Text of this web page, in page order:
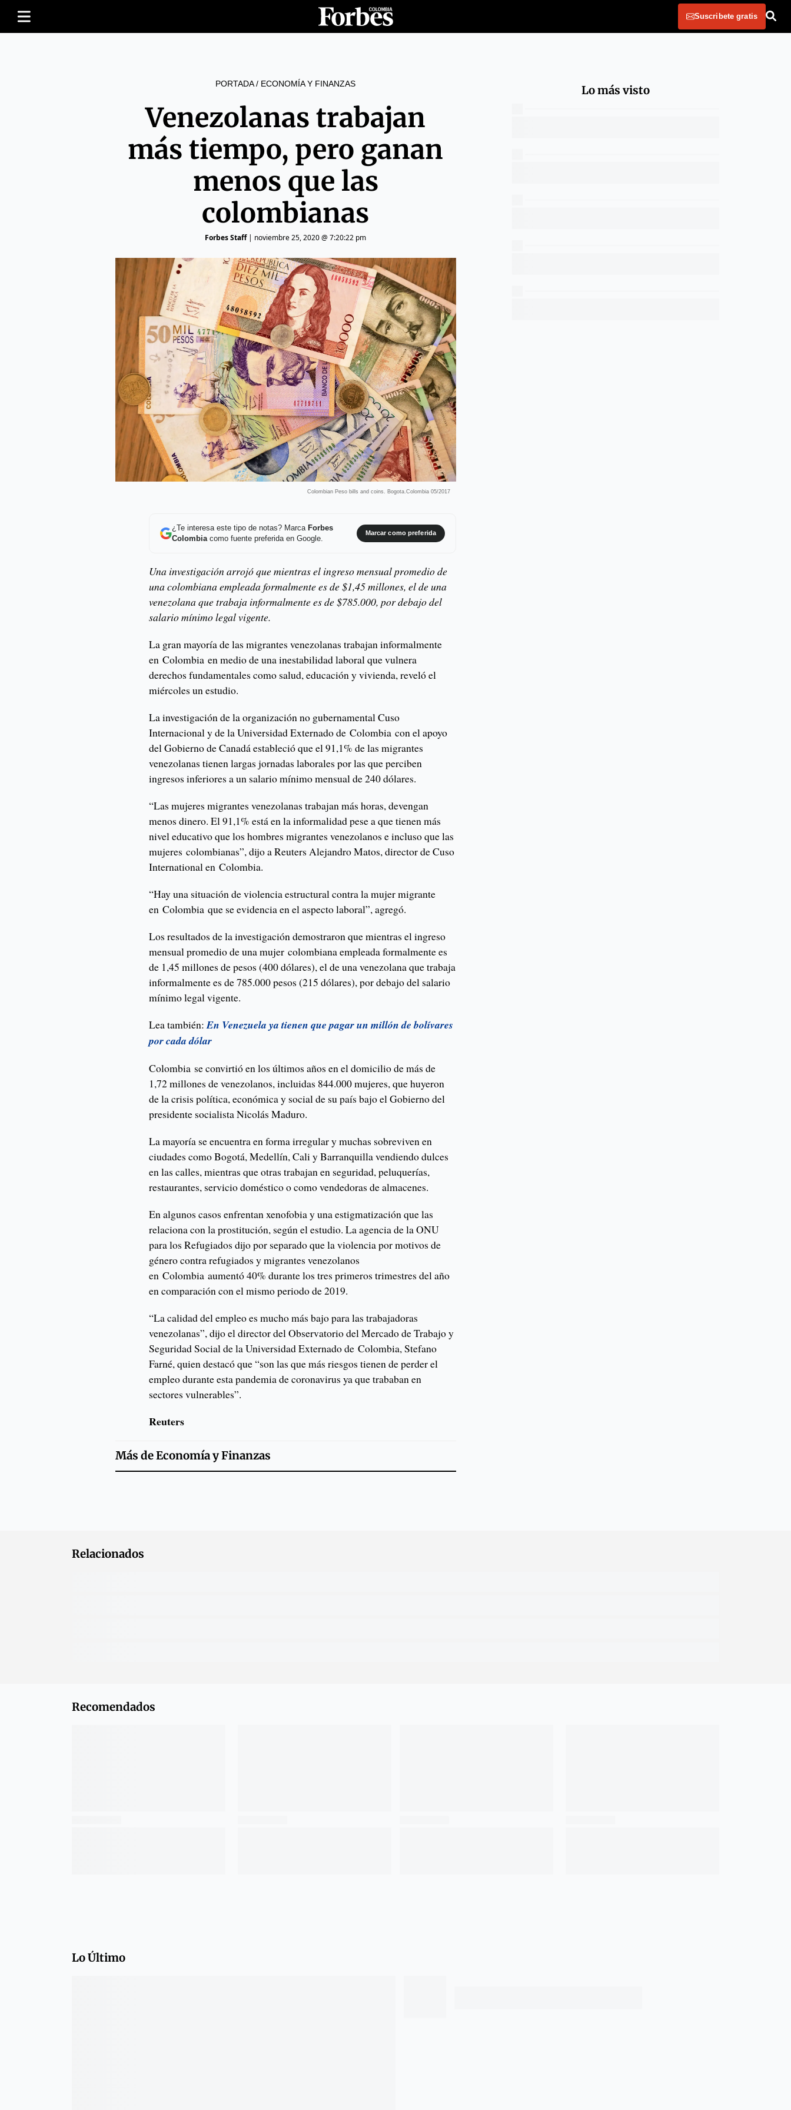
Suscribete gratis
PORTADA/ ECONOMÍA Y FINANZAS
Venezolanas trabajan
más tiempo, pero ganan
menos que las
colombianas
Forbes Staff| noviembre 25, 2020 @ 7:20:22 pm
Colombian Peso bills and coins. Bogota.Colombia 05/2017
¿Te interesa este tipo de notas? Marca Forbes
Colombiacomo fuente preferida en Google.
Marcar como preferida
Una investigación arrojó que mientras el ingreso mensual promedio de
una colombiana empleada formalmente es de $1,45 millones, el de una
venezolana que trabaja informalmente es de $785.000, por debajo del
salario mínimo legal vigente.
La gran mayoría de las migrantes venezolanas trabajan informalmente
en Colombia en medio de una inestabilidad laboral que vulnera
derechos fundamentales como salud, educación y vivienda, reveló el
miércoles un estudio.
La investigación de la organización no gubernamental Cuso
Internacional y de la Universidad Externado de Colombia con el apoyo
del Gobierno de Canadá estableció que el 91,1% de las migrantes
venezolanas tienen largas jornadas laborales por las que perciben
ingresos inferiores a un salario mínimo mensual de 240 dólares.
“Las mujeres migrantes venezolanas trabajan más horas, devengan
menos dinero. El 91,1% está en la informalidad pese a que tienen más
nivel educativo que los hombres migrantes venezolanos e incluso que las
mujeres colombianas”, dijo a Reuters Alejandro Matos, director de Cuso
International en Colombia.
“Hay una situación de violencia estructural contra la mujer migrante
en Colombia que se evidencia en el aspecto laboral”, agregó.
Los resultados de la investigación demostraron que mientras el ingreso
mensual promedio de una mujer colombiana empleada formalmente es
de 1,45 millones de pesos (400 dólares), el de una venezolana que trabaja
informalmente es de 785.000 pesos (215 dólares), por debajo del salario
mínimo legal vigente.
Lea también:En Venezuela ya tienen que pagar un millón de bolívares
por cada dólar
Colombia se convirtió en los últimos años en el domicilio de más de
1,72 millones de venezolanos, incluidas 844.000 mujeres, que huyeron
de la crisis política, económica y social de su país bajo el Gobierno del
presidente socialista Nicolás Maduro.
La mayoría se encuentra en forma irregular y muchas sobreviven en
ciudades como Bogotá, Medellín, Cali y Barranquilla vendiendo dulces
en las calles, mientras que otras trabajan en seguridad, peluquerías,
restaurantes, servicio doméstico o como vendedoras de almacenes.
En algunos casos enfrentan xenofobia y una estigmatización que las
relaciona con la prostitución, según el estudio. La agencia de la ONU
para los Refugiados dijo por separado que la violencia por motivos de
género contra refugiados y migrantes venezolanos
en Colombia aumentó 40% durante los tres primeros trimestres del año
en comparación con el mismo periodo de 2019.
“La calidad del empleo es mucho más bajo para las trabajadoras
venezolanas”, dijo el director del Observatorio del Mercado de Trabajo y
Seguridad Social de la Universidad Externado de Colombia, Stefano
Farné, quien destacó que “son las que más riesgos tienen de perder el
empleo durante esta pandemia de coronavirus ya que trababan en
sectores vulnerables”.
Reuters
Más deEconomía y Finanzas
Lo más visto
Relacionados
Recomendados
Lo Último